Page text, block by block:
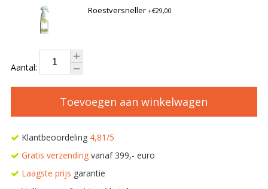
Roestversneller +€29,00
Aantal:
Toevoegen aan winkelwagen
Klantbeoordeling 4,81/5
Gratis verzendingvanaf 399,- euro
Laagste prijs garantie